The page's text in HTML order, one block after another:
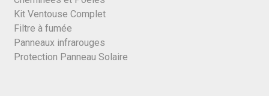
Kit Ventouse Complet
Filtre à fumée
Panneaux infrarouges
Protection Panneau Solaire